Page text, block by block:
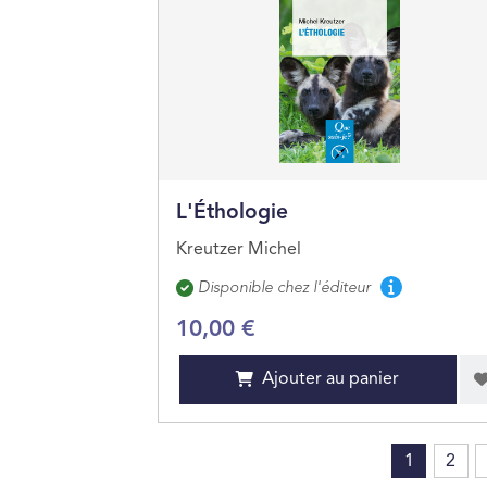
L'Éthologie
Kreutzer Michel
Disponibilité
Disponible chez l'éditeur
10,00 €
Ajouter au panier
1 2